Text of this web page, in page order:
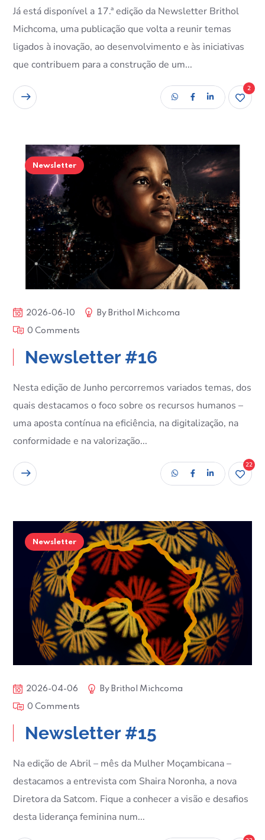
Já está disponível a 17.ª edição da Newsletter Brithol
Michcoma, uma publicação que volta a reunir temas
ligados à inovação, ao desenvolvimento e às iniciativas
que contribuem para a construção de um...
2
Newsletter
2026-06-10 By Brithol Michcoma
0 Comments
Newsletter #16
Nesta edição de Junho percorremos variados temas, dos
quais destacamos o foco sobre os recursos humanos –
uma aposta contínua na eficiência, na digitalização, na
conformidade e na valorização...
22
Newsletter
2026-04-06 By Brithol Michcoma
0 Comments
Newsletter #15
Na edição de Abril – mês da Mulher Moçambicana –
destacamos a entrevista com Shaira Noronha, a nova
Diretora da Satcom. Fique a conhecer a visão e desafios
desta liderança feminina num...